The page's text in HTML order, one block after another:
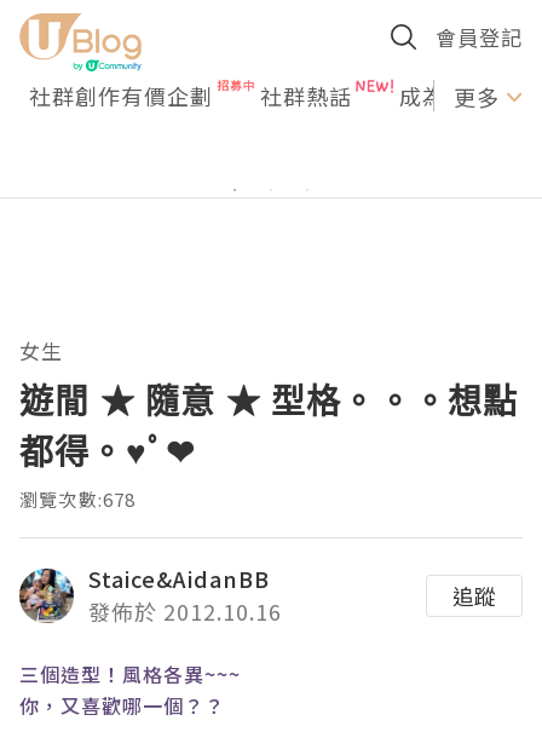
會員登記
社群創作有價企劃 社群熱話 成為U更多
女生
遊閒 ★ 隨意 ★ 型格。。。想點
都得。♥ﾟ❤
瀏覽次數:678
Staice&AidanBB
發佈於 2012.10.16
追蹤
三個造型！風格各異~~~
你，又喜歡哪一個？？